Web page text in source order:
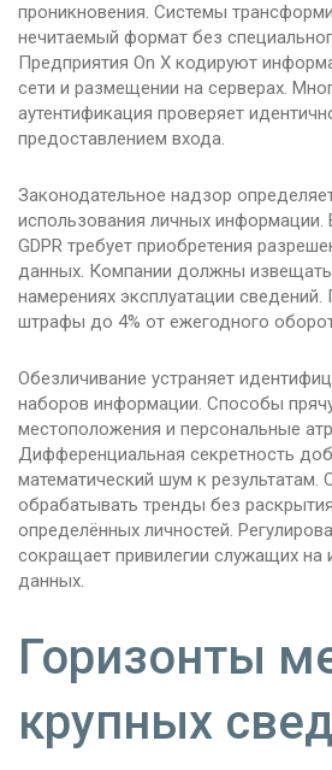
проникновения. Системы
нечитаемый формат без
Предприятия On X кодируют
сети и размещении на серверах.
аутентификация проверяет
предоставлением входа.
Законодательное надзор
использования личных информации.
GDPR требует приобретения
данных. Компании должны извещать
намерениях эксплуатации
штрафы до 4% от ежегодного
Обезличивание устраняет
наборов информации. Способы
местоположения и персональные
Дифференциальная секретность
математический шум к
обрабатывать тренды без
определённых личностей.
сокращает привилегии служащих на
данных.
Горизонты
крупных